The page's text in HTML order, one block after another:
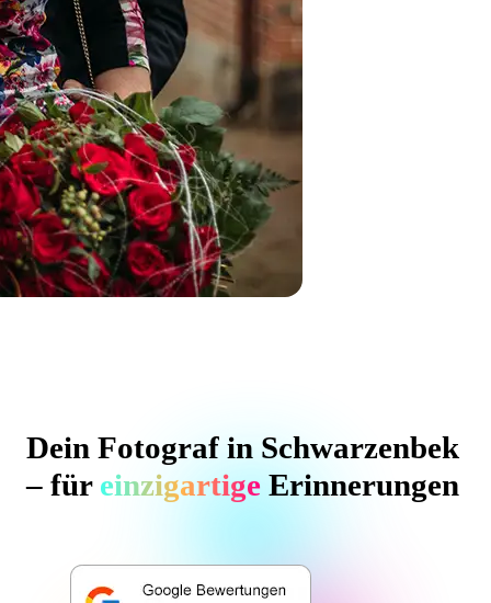
Dein Fotograf in Schwarzenbek
– für einzigartige Erinnerungen